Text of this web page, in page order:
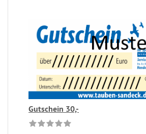
Gutschein 30,-